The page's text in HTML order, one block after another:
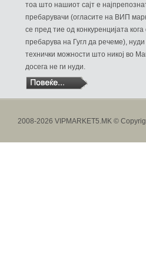
тоа што нашиот сајт е
пребарувачи (огласите на ВИП
се пред тие од конкуренцијата кога
пребарува на Гугл да речеме),
технички можности што никој во
досега не ги нуди.
2008-2026 VIPMARKET5.MK ©